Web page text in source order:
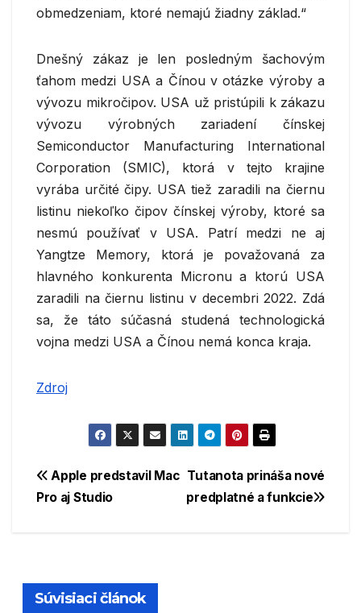
obmedzeniam, ktoré nemajú žiadny základ.“
Dnešný zákaz je len posledným šachovým
ťahom medzi USA a Čínou v otázke výroby a
vývozu mikročipov. USA už pristúpili k zákazu
vývozu výrobných zariadení čínskej
Semiconductor Manufacturing International
Corporation (SMIC), ktorá v tejto krajine
vyrába určité čipy. USA tiež zaradili na čiernu
listinu niekoľko čipov čínskej výroby, ktoré sa
nesmú používať v USA. Patrí medzi ne aj
Yangtze Memory, ktorá je považovaná za
hlavného konkurenta Micronu a ktorú USA
zaradili na čiernu listinu v decembri 2022. Zdá
sa, že táto súčasná studená technologická
vojna medzi USA a Čínou nemá konca kraja.
Zdroj
Navigácia
Tutanota prináša nové
predplatné a funkcie
Apple predstavil Mac
Pro aj Studio
Súvisiaci článok